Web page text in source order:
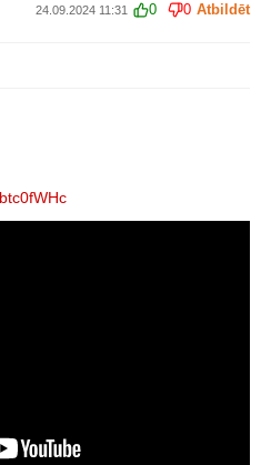
24.09.2024 11:31 0 0 Atbildēt